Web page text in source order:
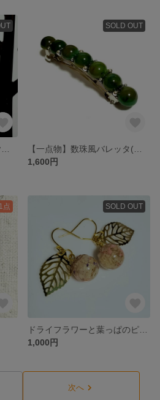
SOLD OUT
1,600円
点 SOLD OUT
1,000円
次へ